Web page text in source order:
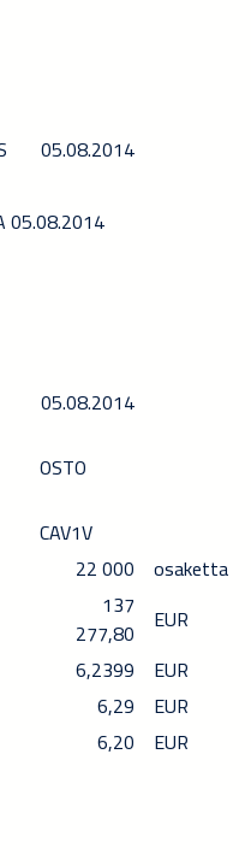
05.08.2014
05.08.2014
05.08.2014
OSTO
CAV1V
22 000 osaketta
137
277,80 EUR
6,2399 EUR
6,29 EUR
6,20 EUR